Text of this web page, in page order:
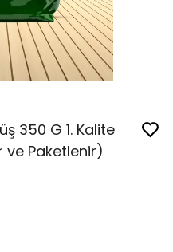
350 G 1. Kalite
ve Paketlenir)